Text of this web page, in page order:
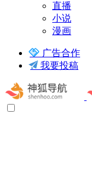
直播
小说
漫画
广告合作
我要投稿